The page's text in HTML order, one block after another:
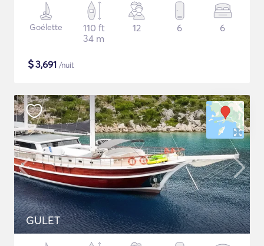
Goélette
110 ft
34 m
12 6 6
$3,691 /nuit
GULET